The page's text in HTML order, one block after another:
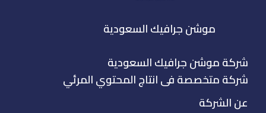
موشن جرافيك السعودية
شركة موشن جرافيك السعودية
شركة متخصصة فى انتاج المحتوي المرئي
عن الشركة